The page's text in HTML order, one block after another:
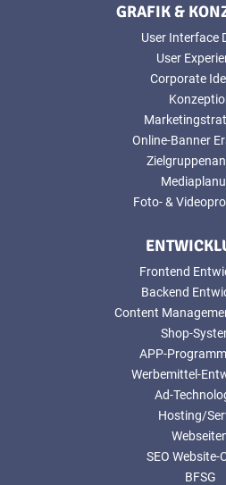
GRAFIK &
User Interface
User
Corporate
Online-Banner
Foto- &
Frontend
Backend
Content
Shop-
APP-
Werbemittel-
Ad-
Hosting/
SEO Website-
BFSG